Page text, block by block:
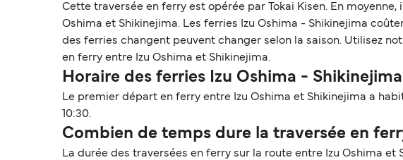
Cette traversée en ferry est opérée par Tokai Kisen. En
Oshima et Shikinejima. Les ferries Izu Oshima - Shikinejima
des ferries changent peuvent changer selon la saison. Utilisez
en ferry entre Izu Oshima et Shikinejima.
Horaire des ferries Izu Oshima - Shikinejima
Le premier départ en ferry entre Izu Oshima et Shikinejima a
10:30.
Combien de temps dure la traversée en
La durée des traversées en ferry sur la route entre Izu Oshima et